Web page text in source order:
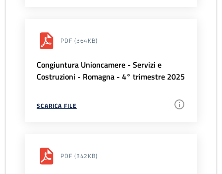
PDF (364KB)
Congiuntura Unioncamere - Servizi e
Costruzioni - Romagna - 4° trimestre 2025
SCARICA FILE
PDF (342KB)